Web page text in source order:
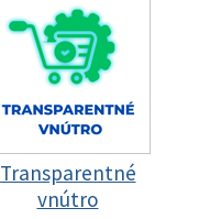
Transparentné
vnútro